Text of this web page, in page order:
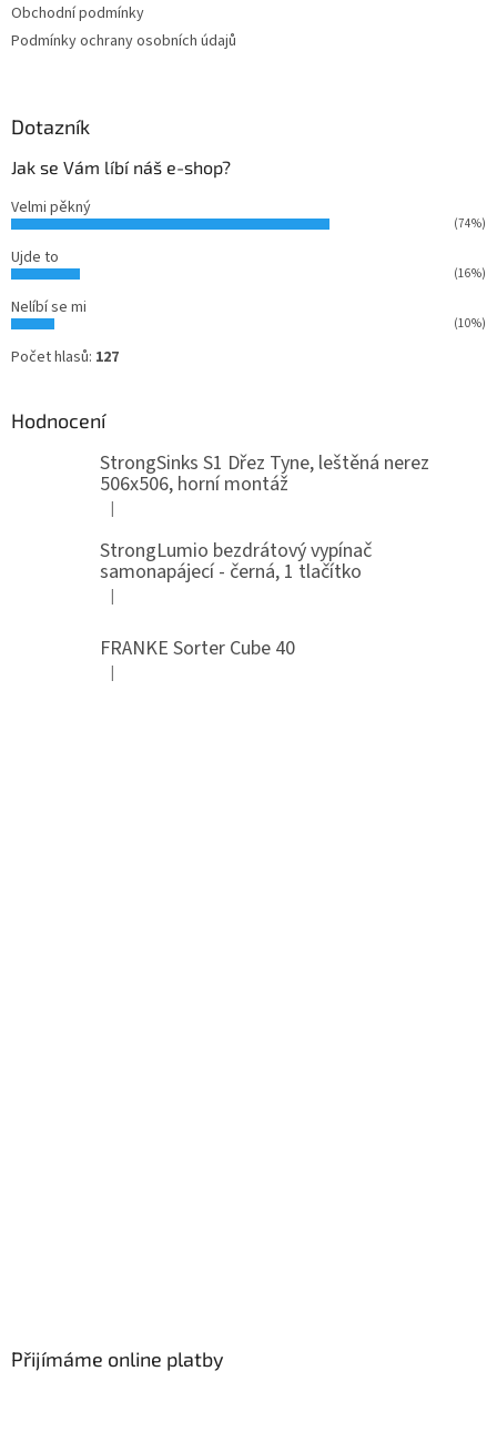
Obchodní podmínky
Podmínky ochrany osobních údajů
Dotazník
Jak se Vám líbí náš e-shop?
Velmi pěkný
(74%)
Ujde to
(16%)
Nelíbí se mi
(10%)
Počet hlasů: 127
Hodnocení
StrongSinks S1 Dřez Tyne, leštěná nerez
506x506, horní montáž
Hodnocení produktu je 5 z 5 hvězdiček.
|
StrongLumio bezdrátový vypínač
samonapájecí - černá, 1 tlačítko
Hodnocení produktu je 4 z 5 hvězdiček.
|
FRANKE Sorter Cube 40
Hodnocení produktu je 3 z 5 hvězdiček.
|
Přijímáme online platby